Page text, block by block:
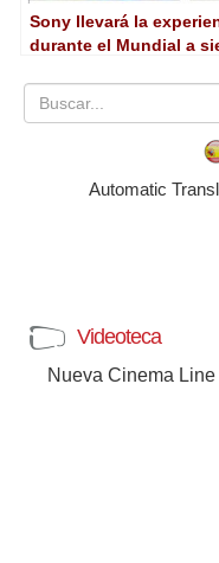
Sony llevará la
durante el Mundial a
Automatic
Videoteca
Nueva Cinema